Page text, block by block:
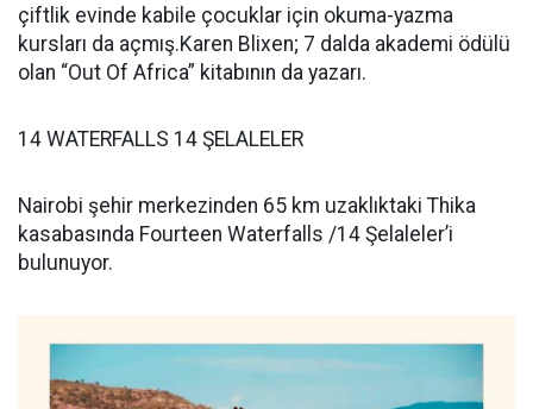
çiftlik evinde kabile çocuklar için okuma-yazma
kursları da açmış.Karen Blixen; 7 dalda akademi ödülü
olan “Out Of Africa” kitabının da yazarı.
14 WATERFALLS 14 ŞELALELER
Nairobi şehir merkezinden 65 km uzaklıktaki Thika
kasabasında Fourteen Waterfalls /14 Şelaleler’i
bulunuyor.